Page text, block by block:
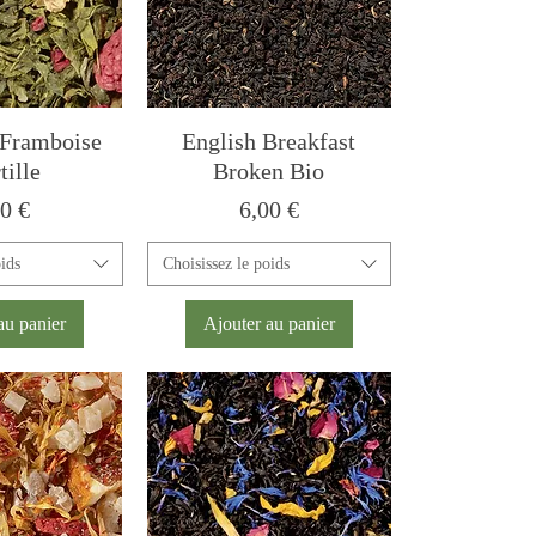
€
panier
English Breakfast
Broken Bio
Prix
6,00 €
Choisissez le poids
Ajouter au panier